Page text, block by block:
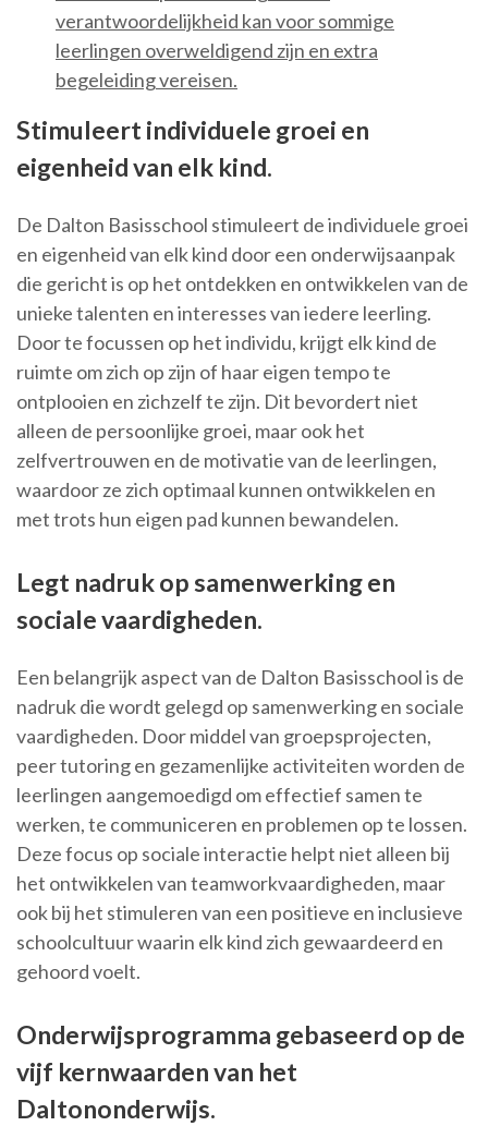
verantwoordelijkheid kan voor sommige
leerlingen overweldigend zijn en extra
begeleiding vereisen.
Stimuleert individuele groei en
eigenheid van elk kind.
De Dalton Basisschool stimuleert de individuele groei
en eigenheid van elk kind door een onderwijsaanpak
die gericht is op het ontdekken en ontwikkelen van de
unieke talenten en interesses van iedere leerling.
Door te focussen op het individu, krijgt elk kind de
ruimte om zich op zijn of haar eigen tempo te
ontplooien en zichzelf te zijn. Dit bevordert niet
alleen de persoonlijke groei, maar ook het
zelfvertrouwen en de motivatie van de leerlingen,
waardoor ze zich optimaal kunnen ontwikkelen en
met trots hun eigen pad kunnen bewandelen.
Legt nadruk op samenwerking en
sociale vaardigheden.
Een belangrijk aspect van de Dalton Basisschool is de
nadruk die wordt gelegd op samenwerking en sociale
vaardigheden. Door middel van groepsprojecten,
peer tutoring en gezamenlijke activiteiten worden de
leerlingen aangemoedigd om effectief samen te
werken, te communiceren en problemen op te lossen.
Deze focus op sociale interactie helpt niet alleen bij
het ontwikkelen van teamworkvaardigheden, maar
ook bij het stimuleren van een positieve en inclusieve
schoolcultuur waarin elk kind zich gewaardeerd en
gehoord voelt.
Onderwijsprogramma gebaseerd op de
vijf kernwaarden van het
Daltononderwijs.